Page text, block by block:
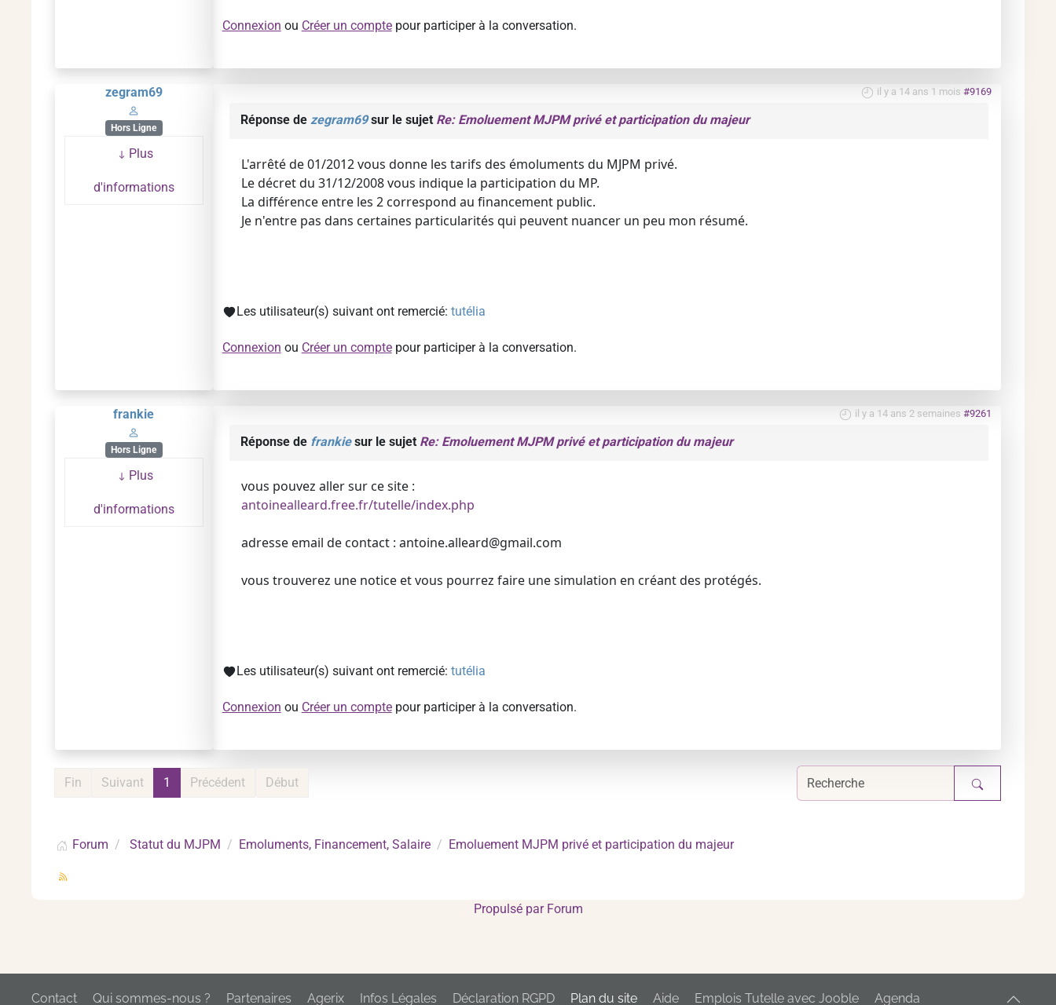
Connexion ou Créer un comptepour participer à la conversation.
zegram69
Hors Ligne
Plus
d'informations
il y a 14 ans 1 mois #9169
Réponse de zegram69sur le sujet Re: Emoluement MJPM privé et participation du majeur
L'arrêté de 01/2012 vous donne les tarifs des émoluments du MJPM privé.
Le décret du 31/12/2008 vous indique la participation du MP.
La différence entre les 2 correspond au financement public.
Je n'entre pas dans certaines particularités qui peuvent nuancer un peu mon résumé.
Les utilisateur(s) suivant ont remercié: tutélia
Connexion ou Créer un comptepour participer à la conversation.
frankie
Hors Ligne
Plus
d'informations
il y a 14 ans 2 semaines #9261
Réponse de frankiesur le sujet Re: Emoluement MJPM privé et participation du majeur
vous pouvez aller sur ce site :
antoinealleard.free.fr/tutelle/index.php
adresse email de contact : antoine.alleard@gmail.com
vous trouverez une notice et vous pourrez faire une simulation en créant des protégés.
Les utilisateur(s) suivant ont remercié: tutélia
Connexion ou Créer un comptepour participer à la conversation.
Début
Précédent
1
Suivant
Fin
Forum Statut du MJPM Emoluments, Financement, Salaire Emoluement MJPM privé et participation du majeur
Propulsé par Forum
Contact Qui sommes-nous ? Partenaires Agerix Infos Légales Déclaration RGPD Plan du site Aide Emplois Tutelle avec Jooble Agenda